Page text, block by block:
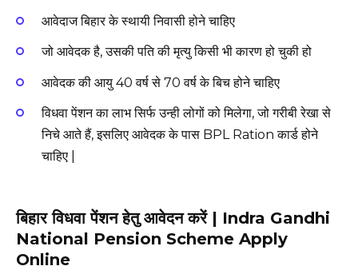
आवेदाज बिहार के स्थायी निवासी होने चाहिए
जो आवेदक है, उसकी पति की मृत्यु किसी भी कारण हो चुकी हो
आवेदक की आयु 40 वर्ष से 70 वर्ष के बिच होने चाहिए
विधवा पेंशन का लाभ सिर्फ उन्ही लोगों को मिलेगा, जो गरीबी रेखा से
निचे आते हैं, इसलिए आवेदक के पास BPL Ration कार्ड होने
चाहिए |
बिहार विधवा पेंशन हेतु आवेदन करें | Indra Gandhi
National Pension Scheme Apply
Online